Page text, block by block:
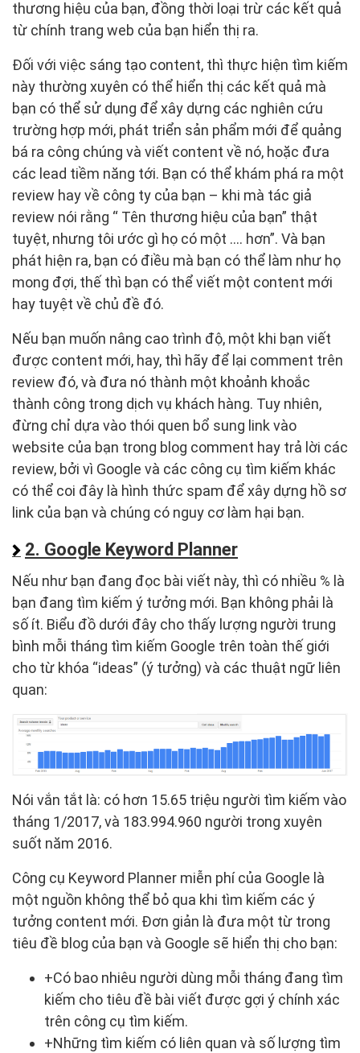
thương hiệu của bạn, đồng thời loại trừ các kết quả
từ chính trang web của bạn hiển thị ra.
Đối với việc sáng tạo content, thì thực hiện tìm kiếm
này thường xuyên có thể hiển thị các kết quả mà
bạn có thể sử dụng để xây dựng các nghiên cứu
trường hợp mới, phát triển sản phẩm mới để quảng
bá ra công chúng và viết content về nó, hoặc đưa
các lead tiềm năng tới. Bạn có thể khám phá ra một
review hay về công ty của bạn – khi mà tác giả
review nói rằng “ Tên thương hiệu của bạn” thật
tuyệt, nhưng tôi ước gì họ có một …. hơn”. Và bạn
phát hiện ra, bạn có điều mà bạn có thể làm như họ
mong đợi, thế thì bạn có thể viết một content mới
hay tuyệt về chủ đề đó.
Nếu bạn muốn nâng cao trình độ, một khi bạn viết
được content mới, hay, thì hãy để lại comment trên
review đó, và đưa nó thành một khoảnh khoắc
thành công trong dịch vụ khách hàng. Tuy nhiên,
đừng chỉ dựa vào thói quen bổ sung link vào
website của bạn trong blog comment hay trả lời các
review, bởi vì Google và các công cụ tìm kiếm khác
có thể coi đây là hình thức spam để xây dựng hồ sơ
link của bạn và chúng có nguy cơ làm hại bạn.
2. Google Keyword Planner
Nếu như bạn đang đọc bài viết này, thì có nhiều % là
bạn đang tìm kiếm ý tưởng mới. Bạn không phải là
số ít. Biểu đồ dưới đây cho thấy lượng người trung
bình mỗi tháng tìm kiếm Google trên toàn thế giới
cho từ khóa “ideas” (ý tưởng) và các thuật ngữ liên
quan:
Nói vắn tắt là: có hơn 15.65 triệu người tìm kiếm vào
tháng 1/2017, và 183.994.960 người trong xuyên
suốt năm 2016.
Công cụ Keyword Planner miễn phí của Google là
một nguồn không thể bỏ qua khi tìm kiếm các ý
tưởng content mới. Đơn giản là đưa một từ trong
tiêu đề blog của bạn và Google sẽ hiển thị cho bạn:
+Có bao nhiêu người dùng mỗi tháng đang tìm
kiếm cho tiêu đề bài viết được gợi ý chính xác
trên công cụ tìm kiếm.
+Những tìm kiếm có liên quan và số lượng tìm